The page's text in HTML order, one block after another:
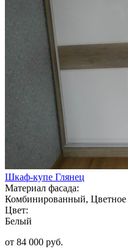
Шкаф-купе Глянец
Материал фасада:
Комбинированный, Цветное
Цвет:
Белый
от 84 000 руб.